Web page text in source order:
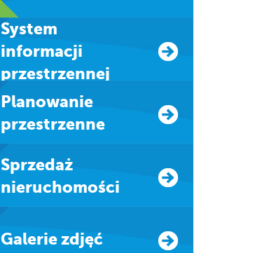
system
informacji
przestrzennej
Planowanie
przestrzenne
Sprzedaż
nieruchomości
Galerie zdjęć